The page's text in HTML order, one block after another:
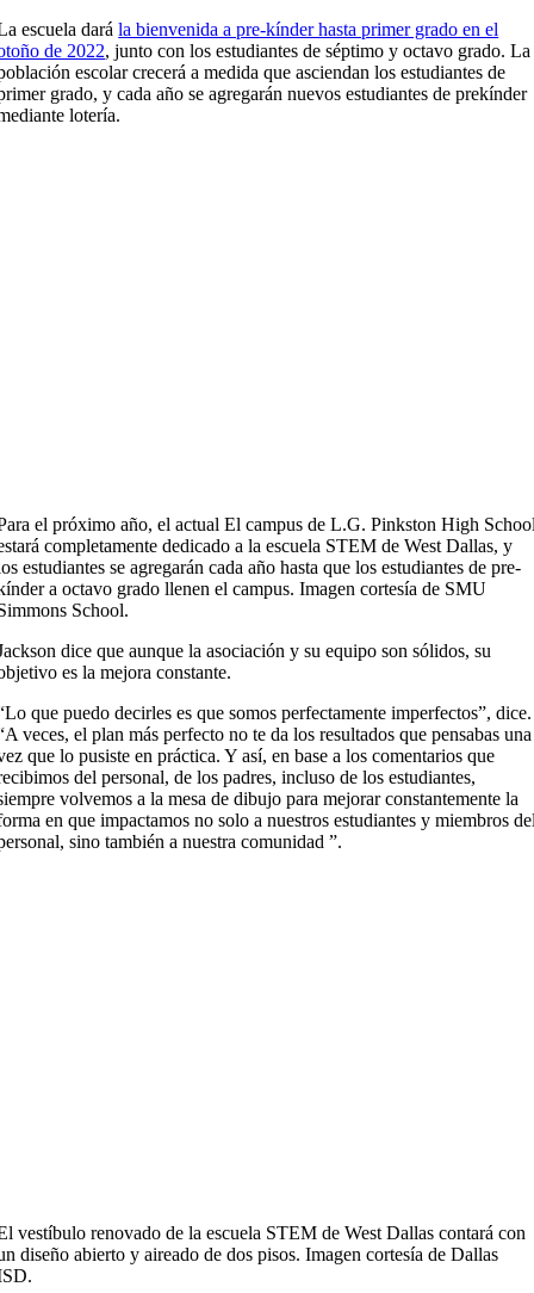
escuela darála bienvenida a pre-kínder hasta primer grado en el
de 2022, junto con los estudiantes de séptimo y octavo grado. La
escolar crecerá a medida que asciendan los estudiantes de
grado, y cada año se agregarán nuevos estudiantes de prekínder
lotería.
el próximo año, el actual El campus de L.G. Pinkston High
completamente dedicado a la escuela STEM de West Dallas, y
estudiantes se agregarán cada año hasta que los estudiantes de pre-
a octavo grado llenen el campus. Imagen cortesía de SMU
School.
dice que aunque la asociación y su equipo son sólidos, su
es la mejora constante.
que puedo decirles es que somos perfectamente imperfectos”, dice.
veces, el plan más perfecto no te da los resultados que pensabas una
que lo pusiste en práctica. Y así, en base a los comentarios que
del personal, de los padres, incluso de los estudiantes,
volvemos a la mesa de dibujo para mejorar constantemente la
en que impactamos no solo a nuestros estudiantes y miembros
sino también a nuestra comunidad ”.
vestíbulo renovado de la escuela STEM de West Dallas contará con
diseño abierto y aireado de dos pisos. Imagen cortesía de Dallas